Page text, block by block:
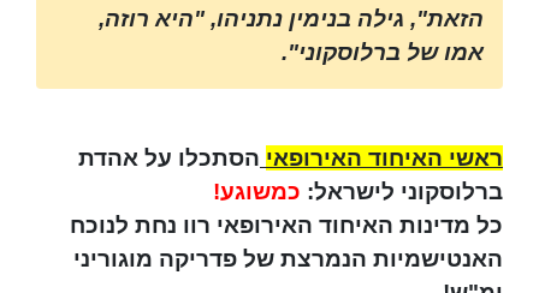
הזאת", גילה בנימין נתניהו, "היא רוזה,
אמו של ברלוסקוני".
ראשי האיחוד האירופאי הסתכלו על אהדת
ברלוסקוני לישראל: כמשוגע!
כל מדינות האיחוד האירופאי רוו נחת לנוכח
האנטישמיות הנמרצת של פדריקה מוגוריני